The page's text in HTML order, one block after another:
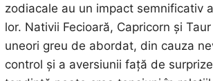
zodiacale au un impact semnificativ
lor. Nativii Fecioară, Capricorn și
uneori greu de abordat, din cauza
control și a aversiunii față de